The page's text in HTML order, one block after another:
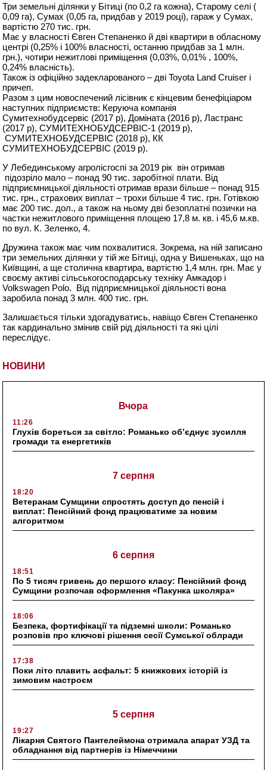
НОВИНИ
Вчора
11:26
Глухів бореться за світло: Романько об’єднує зусилля
громади та енергетиків
7 серпня
18:20
Ветеранам Сумщини спростять доступ до пенсій і
виплат: Пенсійний фонд працюватиме за новим
алгоритмом
6 серпня
18:51
По 5 тисяч гривень до першого класу: Пенсійний фонд
Сумщини розпочав оформлення «Пакунка школяра»
18:06
Безпека, фортифікації та підземні школи: Романько
розповів про ключові рішення сесії Сумської облради
17:38
Поки літо плавить асфальт: 5 книжкових історій із
зимовим настроєм
5 серпня
19:27
Лікарня Святого Пантелеймона отримала апарат УЗД та
обладнання від партнерів із Німеччини
Три земельні ділянки у Бітиці (по 0,2 га кожна), Старому селі (
0,09 га), Сумах (0,05 га, придбав у 2019 році), гараж у Сумах,
вартістю 270 тис. грн.
Має у власності Євген Степаненко й дві квартири в обласному
центрі (0,25% і 100% власності, останню придбав за 1 млн.
грн.), чотири нежитлові приміщення (0,03%, 0,01% , 100%,
0,24% власність).
Також із офіційно задекларованого – двіToyota Land Cruiser і
причеп.
Разом з цим новоспечений лісівник є кінцевим бенефіціаром
наступних підприємств: Керуюча компанія
Сумитехнобудсервіс (2017 р), Доміната (2016 р), Ластранс
(2017 р), СУМИТЕХНОБУДСЕРВІС-1 (2019 р),
СУМИТЕХНОБУДСЕРВІС (2018 р), КК
СУМИТЕХНОБУДСЕРВІС (2019 р).
У Лебединському агролісгоспі за 2019 рік він отримав
підозріло мало – понад 90 тис. заробітної плати. Від
підприємницької діяльності отримав врази більше – понад 915
тис. грн., страхових виплат – трохи більше 4 тис. грн. Готівкою
має 200 тис. дол., а також на ньому дві безоплатні позички на
частки нежитлового приміщення площею 17,8 м. кв. і 45,6 м.кв.
по вул. К. Зеленко, 4.
Дружина також має чим похвалитися. Зокрема, на ній записано
три земельних ділянки у тій же Бітиці, одна у Вишеньках, що на
Київщині, а ще столична квартира, вартістю 1,4 млн. грн. Має у
своєму активі сільськогосподарську техніку Амкадор і
Volkswagen Polo. Від підприємницької діяльності вона
заробила понад 3 млн. 400 тис. грн.
Залишається тільки здогадуватись, навіщо Євген Степаненко
так кардинально змінив свій рід діяльності та які цілі
переслідує.